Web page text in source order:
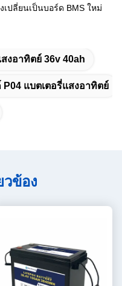
ปลี่ยนเป็นบอร์ด BMS ใหม่
งอาทิตย์ 36v 40ah
P04 แบตเตอรี่แสงอาทิตย์
ข้อง